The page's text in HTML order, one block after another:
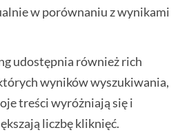
w porównaniu z wynikami
udostępnia również rich
wyników wyszukiwania,
treści wyróżniają się i
liczbę kliknięć.